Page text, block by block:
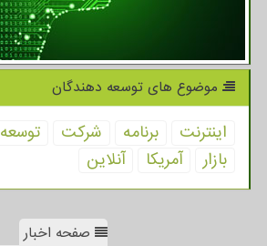
موضوع های توسعه دهندگان
اینترنت برنامه شركت توسعه
بازار
آمریكا آنلاین
صفحه اخبار